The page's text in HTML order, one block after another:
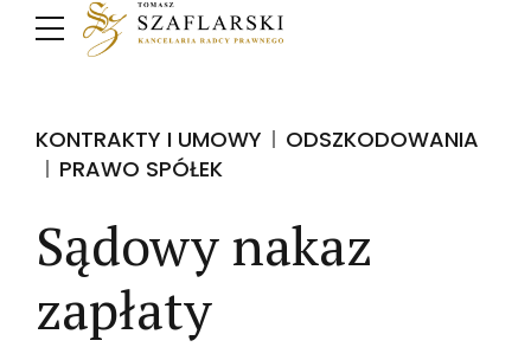
KONTRAKTY I UMOWY
ODSZKODOWANIA
PRAWO SPÓŁEK
Sądowy nakaz
zapłaty